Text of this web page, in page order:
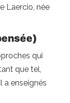
Laercio, née
qui
que tel,
a enseignés